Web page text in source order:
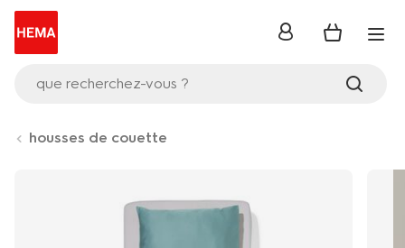
que recherchez-vous ?
se
housses de couette